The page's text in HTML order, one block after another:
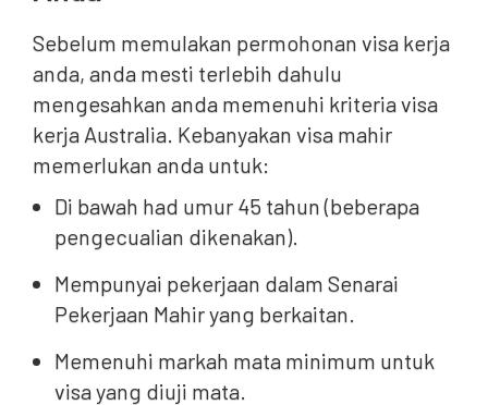
Sebelum memulakan permohonan visa kerja
anda, anda mesti terlebih dahulu
mengesahkan anda memenuhi kriteria visa
kerja Australia. Kebanyakan visa mahir
memerlukan anda untuk:
Di bawah had umur 45 tahun (beberapa
pengecualian dikenakan).
Mempunyai pekerjaan dalam Senarai
Pekerjaan Mahir yang berkaitan.
Memenuhi markah mata minimum untuk
visa yang diuji mata.